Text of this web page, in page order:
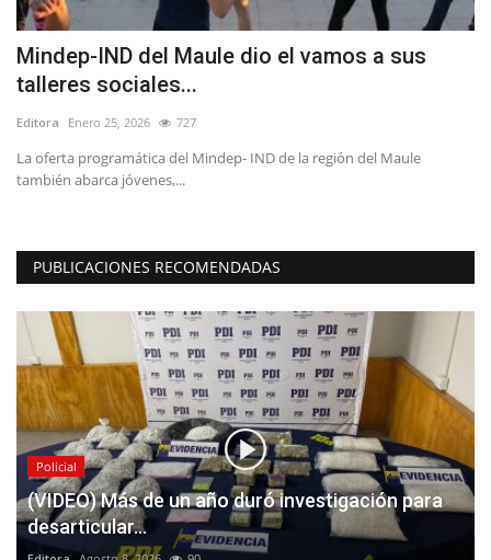
Mindep-IND del Maule dio el vamos a sus
talleres sociales...
Editora Enero 25, 2026 727
La oferta programática del Mindep- IND de la región del Maule
también abarca jóvenes,...
PUBLICACIONES RECOMENDADAS
Policial
(VIDEO) Más de un año duró investigación para
desarticular...